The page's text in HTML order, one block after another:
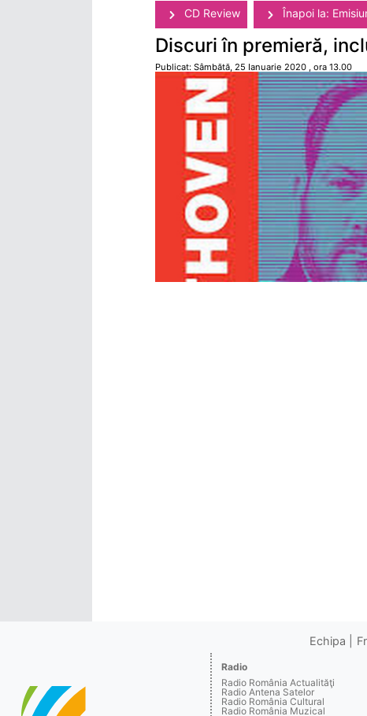
CD Review Înapoi la:
Discuri în premieră,
Publicat: Sâmbătă, 25 Ianuarie 2020 , ora 13.00
Echipa
Radio
Radio România Actualităţi
Radio Antena Satelor
Radio România Cultural
Radio România Muzical